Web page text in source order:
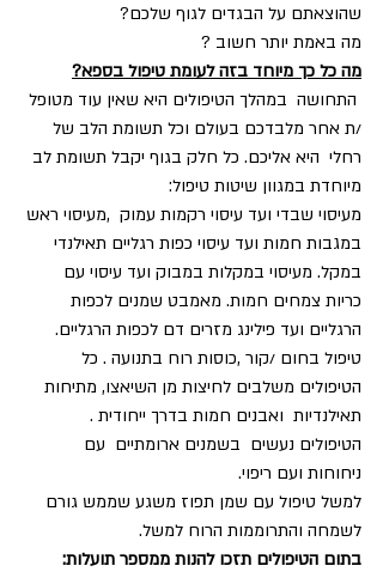
שהוצאתם על הבגדים לגוף שלכם?
מה באמת יותר חשוב ?
מה כל כך מיוחד בזה לעומת טיפול בספא?
התחושה  במהלך הטיפולים היא שאין עוד מטופל
/ת אחר מלבדכם בעולם וכל תשומת הלב של
רחלי  היא אליכם. כל חלק בגוף יקבל תשומת לב
מיוחדת במגוון שיטות טיפול:
מעיסוי שבדי ועד עיסוי רקמות עמוק  ,מעיסוי ראש
במגבות חמות ועד עיסוי כפות רגליים תאילנדי
במקל. מעיסוי במקלות במבוק ועד עיסוי עם
כריות צמחים חמות. מאמבט שמנים לכפות
הרגליים ועד פילינג מזרים דם לכפות הרגליים.
טיפול בחום /קור ,כוסות רוח בתנועה . כל
הטיפולים משלבים לחיצות מן השיאצו, מתיחות
תאילנדיות  ואבנים חמות בדרך ייחודית .
הטיפולים נעשים  בשמנים ארומתיים  עם
ניחוחות ועם ריפוי.
למשל טיפול עם שמן תפוז משגע שממש גורם
לשמחה והתרוממות הרוח למשל.
בתום הטיפולים תזכו להנות ממספר תועלות: